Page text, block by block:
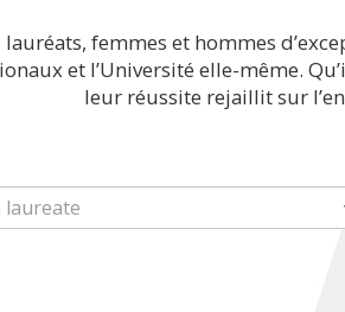
lauréats, femmes et hommes
et l’Université elle-même.
leur réussite rejaillit sur